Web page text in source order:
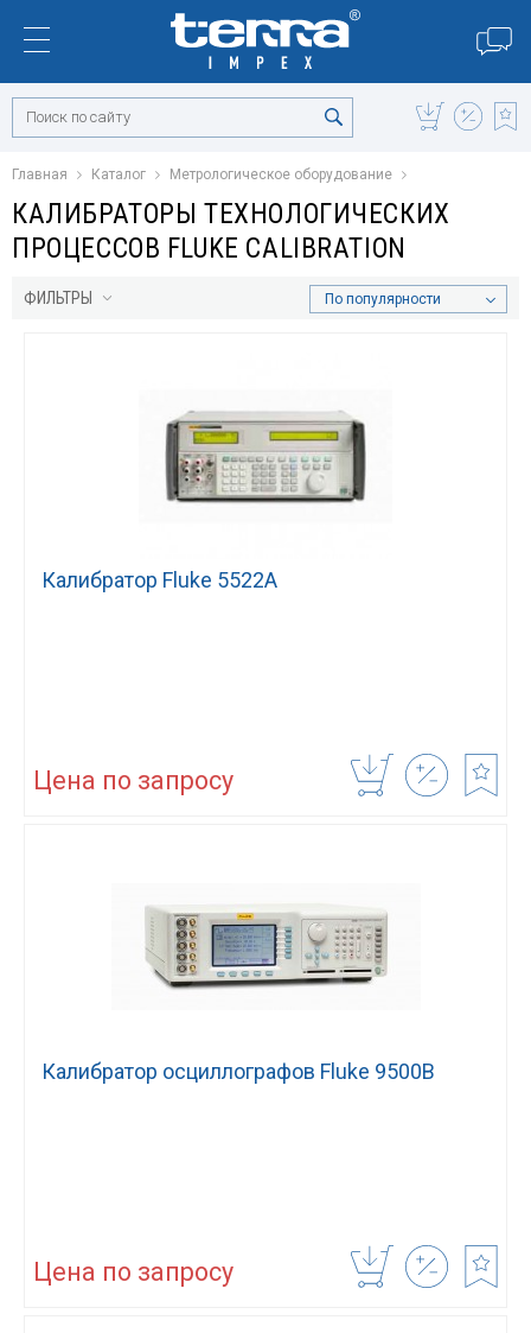
Главная Каталог Метрологическое оборудование
КАЛИБРАТОРЫ ТЕХНОЛОГИЧЕСКИХ
ПРОЦЕССОВ FLUKE CALIBRATION
ФИЛЬТРЫ По популярности
Калибратор Fluke 5522A
Цена по запросу
Калибратор осциллографов Fluke 9500B
Цена по запросу